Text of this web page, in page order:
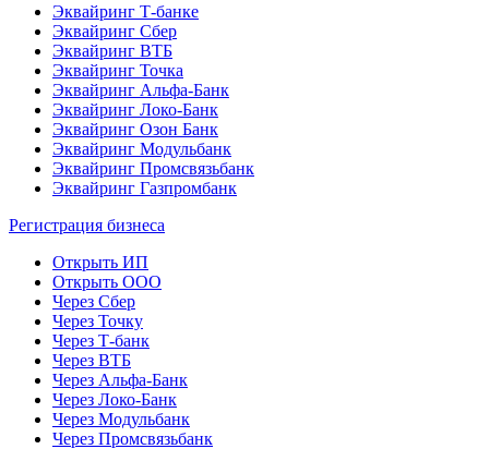
Эквайринг Т-банке
Эквайринг Сбер
Эквайринг ВТБ
Эквайринг Точка
Эквайринг Альфа-Банк
Эквайринг Локо-Банк
Эквайринг Озон Банк
Эквайринг Модульбанк
Эквайринг Промсвязьбанк
Эквайринг Газпромбанк
Регистрация бизнеса
Открыть ИП
Открыть ООО
Через Сбер
Через Точку
Через Т-банк
Через ВТБ
Через Альфа-Банк
Через Локо-Банк
Через Модульбанк
Через Промсвязьбанк